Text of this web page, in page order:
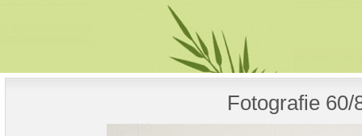
Fotografie 60/